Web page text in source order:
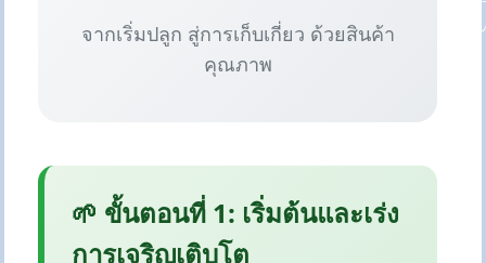
จากเริ่มปลูก สู่การเก็บเกี่ยว ด้วยสินค้า
คุณภาพ
🌱 ขั้นตอนที่ 1: เริ่มต้นและเร่ง
การเจริญเติบโต